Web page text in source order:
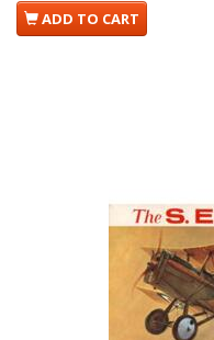
ADD TO CART